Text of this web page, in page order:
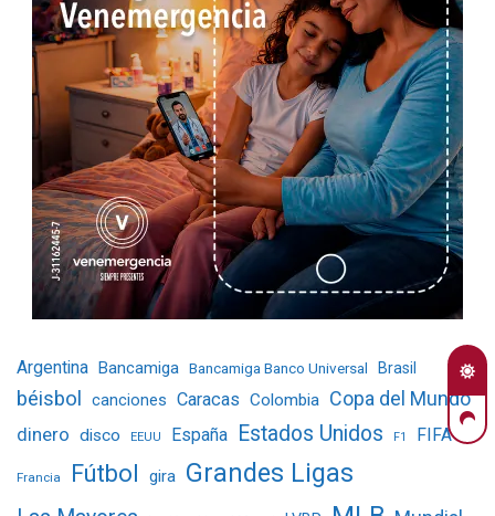
Argentina Bancamiga Bancamiga Banco Universal Brasil
béisbol canciones Caracas Colombia Copa del Mundo
dinero disco EEUU España Estados Unidos F1 FIFA
Francia Fútbol gira Grandes Ligas